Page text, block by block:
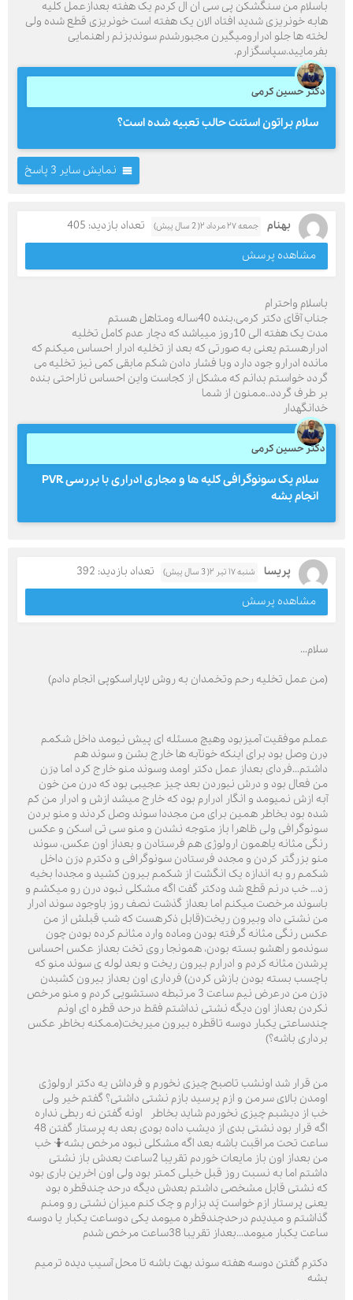
باسلام من سنگشکن پی سی ان ال کردم یک هفته بعدازعمل کلیه
هابه خونریزی شدید افتاد الان یک هفته است خونریزی قطع شده ولی
لخته ها جلو ادرارومیگیرن مجبورشدم سوندبزنم راهنمایی
بفرمایید.سپاسگزارم.
دکتر حسین کرمی
سلام براتون استنت حالب تعبیه شده است؟
نمایش سایر 3 پاسخ
بهنام جمعه ۲۷ مرداد ۲( 2 سال پیش)
تعداد بازدید: 405
مشاهده پرسش
باسلام واحترام
جناب آقای دکتر کرمی،بنده 40ساله ومتاهل هستم
مدت یک هفته الی 10روز مییاشد که دچار عدم کامل تخلیه
ادرارهستم یعنی به صورتی که بعد از تخلیه ادرار احساس میکنم که
مانده ادرارو جود دارد وبا فشار دادن شکم مابقی کمی نیز تخلیه می
گردد خواستم بدانم که مشکل از کجاست واین احساس ناراحتی بنده
بر طرف گردد..ممنون از شما
خدانگهدار
دکتر حسین کرمی
سلام یک سونوگرافی کلیه ها و مجاری ادراری با بررسی PVR
انجام بشه
پریسا شنبه ۱۷ تیر ۲( 3 سال پیش)
تعداد بازدید: 392
مشاهده پرسش
سلام...
(من عمل تخلیه رحم وتخمدان به روش لاپاراسکوپی انجام دادم)
عملم موفقیت آمیزبود وهیچ مسئله ای پیش نیومد داخل شکمم
دِرن وصل بود برای اینکه خونآبه ها خارج بشن و سوند هم
داشتم...فردای بعداز عمل دکتر اومد وسوند منو خارج کرد اما دِرَن
من فعال بود و درش نیوردن بعد چیز عجیبی بود که درن من خون
آبه ازش نمیومد و انگار ادرارم بود که خارج میشد ازش و ادرار من کم
شده بود بخاطر همین برای من مجددا سوند وصل کردند و منو بردن
سونوگرافی ولی ظاهرا باز متوجه نشدن و منو سی تی اسکن و عکس
رنگی مثانه یاهمون ارولوژی هم فرستادن و بعداز اون عکس، سوند
منو بزرگتر کردن و مجدد فرستادن سونوگرافی و دکترم دِرَن داخل
شکمم رو به اندازه یک انگشت از شکمم بیرون کشید و مجددا بخیه
زد... خب درنم قطع شد ودکتر گفت اگه مشکلی نبود درن رو میکشم و
باسوند مرخصت میکنم اما بعداز گذشت نصف روز باوجود سوند ادرار
من نشتی داد وبیرون ریخت(قابل ذکرهست که شب قبلش از من
عکس رنگی مثانه گرفته بودن وماده وارد مثانم کرده بودن چون
سوندمو راهشو بسته بودن، همونجا روی تخت بعداز عکس احساس
پرشدن مثانه کردم و ادرارم بیرون ریخت و بعد لوله ی سوند منو که
باچسب بسته بودن بازش کردن) فرداری اون بعداز بیرون کشبدن
دِرَن من درعرض نیم ساعت 3 مرتبطه دستشویی کردم و منو مرخص
نکردن بعداز اون دیگه نشتی نداشتم فقط درحد قطره ای اونم
چندساعتی یکبار دوسه تاقطره بیرون میریخت(ممکنه بخاطر عکس
برداری باشه؟)
من قرار شد اونشب تاصبح چیزی نخورم و فرداش یه دکتر ارولوژی
اومدن بالای سرمن و ازم پرسید بازم نشتی داشتی؟ گفتم خیر ولی
خب از دیشبم چیزی نخوردم شاید بخاطر اونه گفتن نه ربطی نداره
اگه قرار بود نشتی بدی از دیشب داده بودی بعد به پرستار گفتن 48
ساعت تحت مراقبت باشه بعد اگه مشکلی نبود مرخص بشه🤷 خب
من بعداز اون باز مایعات خوردم تقریبا 2ساعت بعدش باز نشتی
داشتم اما به نسبت روز قبل خیلی کمتر بود ولی اون اخرین باری بود
که نشتی قابل مشخصی داشتم بعدش دیگه درحد چندقطره بود
یعنی پرستار ازم خواست پَد بزارم و چک کنم میزان نشتی رو ومنم
گذاشتم و میدیدم درحدچندقطره میومد یکی دوساعت یکبار یا دوسه
ساعت یکبار میومد...بعداز تقریبا 38ساعت مرخص شدم
دکترم گفتن دوسه هفته سوند بهت باشه تا محل آسیب دیده ترمیم
بشه